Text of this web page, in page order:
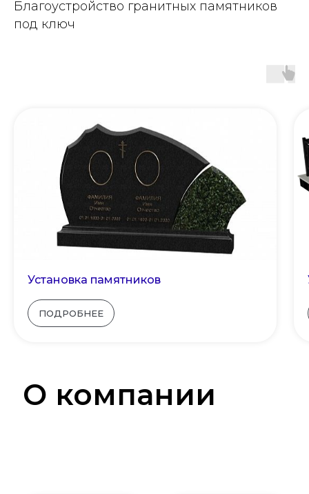
Благоустройство гранитных памятников
под ключ
Установка памятников
ПОДРОБНЕЕ
О компании